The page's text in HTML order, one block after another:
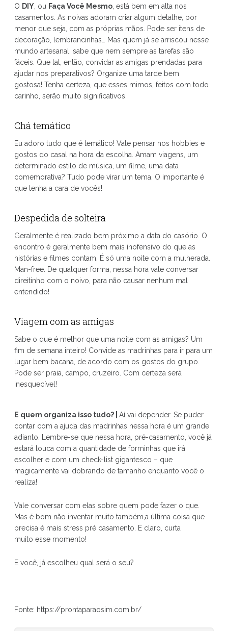
O DIY, ou Faça Você Mesmo, está bem em alta nos
casamentos. As noivas adoram criar algum detalhe, por
menor que seja, com as próprias mãos. Pode ser itens de
decoração, lembrancinhas… Mas quem já se arriscou nesse
mundo artesanal, sabe que nem sempre as tarefas são
fáceis. Que tal, então, convidar as amigas prendadas para
ajudar nos preparativos? Organize uma tarde bem
gostosa! Tenha certeza, que esses mimos, feitos com todo
carinho, serão muito significativos.
Chá temático
Eu adoro tudo que é temático! Vale pensar nos hobbies e
gostos do casal na hora da escolha. Amam viagens, um
determinado estilo de música, um filme, uma data
comemorativa? Tudo pode virar um tema. O importante é
que tenha a cara de vocês!
Despedida de solteira
Geralmente é realizado bem próximo a data do casório. O
encontro é geralmente bem mais inofensivo do que as
histórias e filmes contam. É só uma noite com a mulherada.
Man-free. De qualquer forma, nessa hora vale conversar
direitinho com o noivo, para não causar nenhum mal
entendido!
Viagem com as amigas
Sabe o que é melhor que uma noite com as amigas? Um
fim de semana inteiro! Convide as madrinhas para ir para um
lugar bem bacana, de acordo com os gostos do grupo.
Pode ser praia, campo, cruzeiro. Com certeza será
inesquecível!
E quem organiza isso tudo? | Aí vai depender. Se puder
contar com a ajuda das madrinhas nessa hora é um grande
adianto. Lembre-se que nessa hora, pré-casamento, você já
estará louca com a quantidade de forminhas que irá
escolher e com um check-list gigantesco – que
magicamente vai dobrando de tamanho enquanto você o
realiza!
Vale conversar com elas sobre quem pode fazer o que.
Mas é bom não inventar muito também,a última coisa que
precisa é mais stress pré casamento. E claro, curta
muito esse momento!
E você, já escolheu qual será o seu?
Fonte: https://prontaparaosim.com.br/